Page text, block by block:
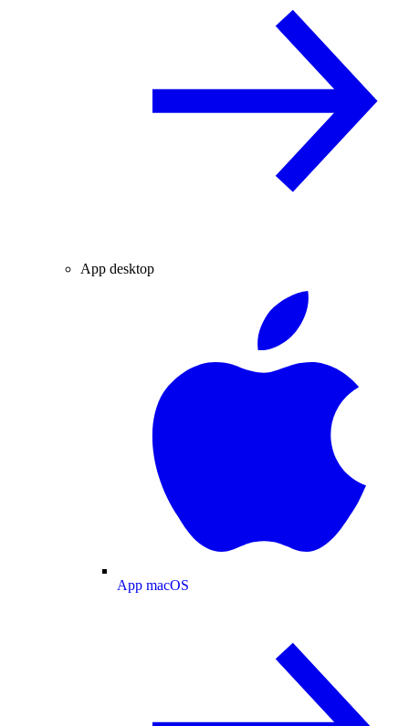
App desktop
App macOS